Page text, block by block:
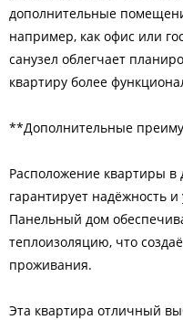
дополнительные
например, как офис или
санузел облегчает
квартиру более
**Дополнительные
Расположение квартиры в
гарантирует надёжность
Панельный дом
теплоизоляцию, что
проживания.
Эта квартира отличный